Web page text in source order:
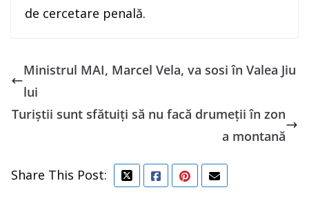
de cercetare penală.
Ministrul MAI, Marcel Vela, va sosi în Valea Jiu
lui
Turiștii sunt sfătuiți să nu facă drumeții în zon
a montană
Share This Post: